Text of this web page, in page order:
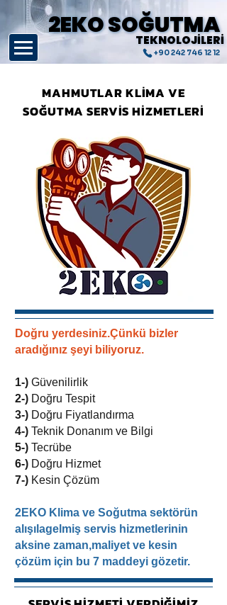
+90 242 746 12 12
2EKO SOĞUTMA
2EKO SOĞUTMA
TEKNOLOJİLERİ
TEKNOLOJİLERİ
MAHMUTLAR KLİMA VE
SOĞUTMA SERVİS HİZMETLERİ
Doğru yerdesiniz.Çünkü bizler
aradığınız şeyi biliyoruz.
1-) Güvenilirlik
2-) Doğru Tespit
3-) Doğru Fiyatlandırma
4-) Teknik Donanım ve Bilgi
5-) Tecrübe
6-) Doğru Hizmet
7-) Kesin Çözüm
2EKO Klima ve Soğutma sektörün
alışılagelmiş servis hizmetlerinin
aksine zaman,maliyet ve kesin
çözüm için bu 7 maddeyi gözetir.